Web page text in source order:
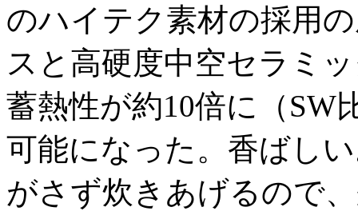
のハイテク素材の採用
スと高硬度中空セラミ
蓄熱性が約10倍に（SW
可能になった。香ばし
がさず炊きあげるので